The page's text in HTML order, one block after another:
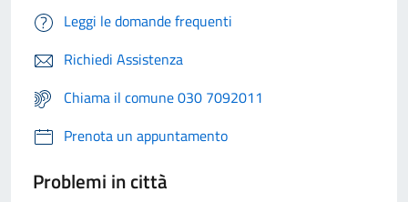
Leggi le domande frequenti
Richiedi Assistenza
Chiama il comune 030 7092011
Prenota un appuntamento
Problemi in città